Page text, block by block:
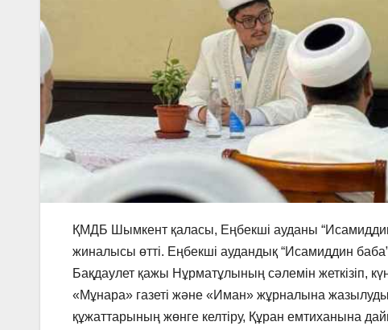
ҚМДБ Шымкент қаласы, Еңбекші ауданы
жиналысы өтті. Еңбекші аудандық “Исамиддин
Бақдаулет қажы Нұрматұлының сәлемін жеткізіп,
«Мұнара» газеті және «Иман» жұрналына
құжаттарының жөнге келтіру, Құран емтиханына